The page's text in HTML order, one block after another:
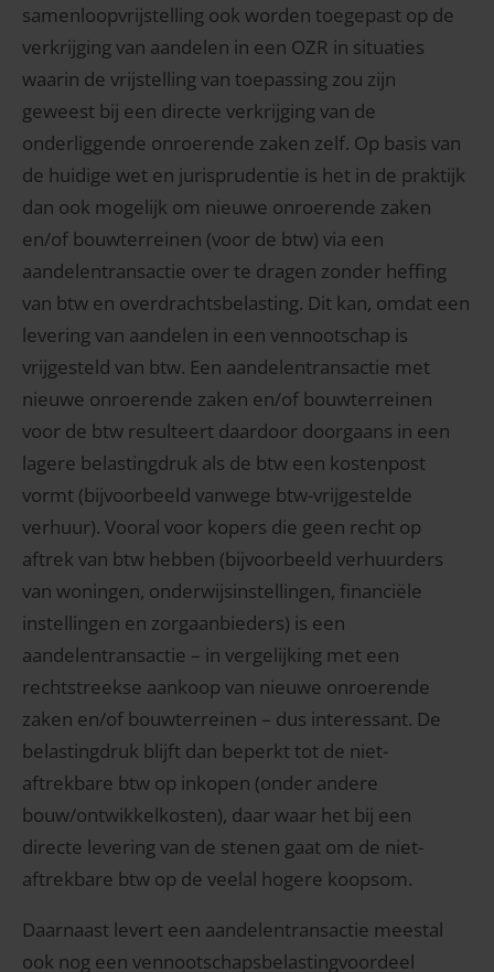
samenloopvrijstelling ook worden toegepast op de
verkrijging van aandelen in een OZR in situaties
waarin de vrijstelling van toepassing zou zijn
geweest bij een directe verkrijging van de
onderliggende onroerende zaken zelf. Op basis van
de huidige wet en jurisprudentie is het in de praktijk
dan ook mogelijk om nieuwe onroerende zaken
en/of bouwterreinen (voor de btw) via een
aandelentransactie over te dragen zonder heffing
van btw en overdrachtsbelasting. Dit kan, omdat een
levering van aandelen in een vennootschap is
vrijgesteld van btw. Een aandelentransactie met
nieuwe onroerende zaken en/of bouwterreinen
voor de btw resulteert daardoor doorgaans in een
lagere belastingdruk als de btw een kostenpost
vormt (bijvoorbeeld vanwege btw-vrijgestelde
verhuur). Vooral voor kopers die geen recht op
aftrek van btw hebben (bijvoorbeeld verhuurders
van woningen, onderwijsinstellingen, financiële
instellingen en zorgaanbieders) is een
aandelentransactie – in vergelijking met een
rechtstreekse aankoop van nieuwe onroerende
zaken en/of bouwterreinen – dus interessant. De
belastingdruk blijft dan beperkt tot de niet-
aftrekbare btw op inkopen (onder andere
bouw/ontwikkelkosten), daar waar het bij een
directe levering van de stenen gaat om de niet-
aftrekbare btw op de veelal hogere koopsom.
Daarnaast levert een aandelentransactie meestal
ook nog een vennootschapsbelastingvoordeel